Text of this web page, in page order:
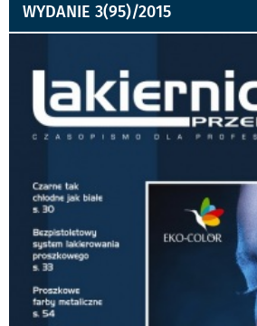
WYDANIE 3(95)/2015